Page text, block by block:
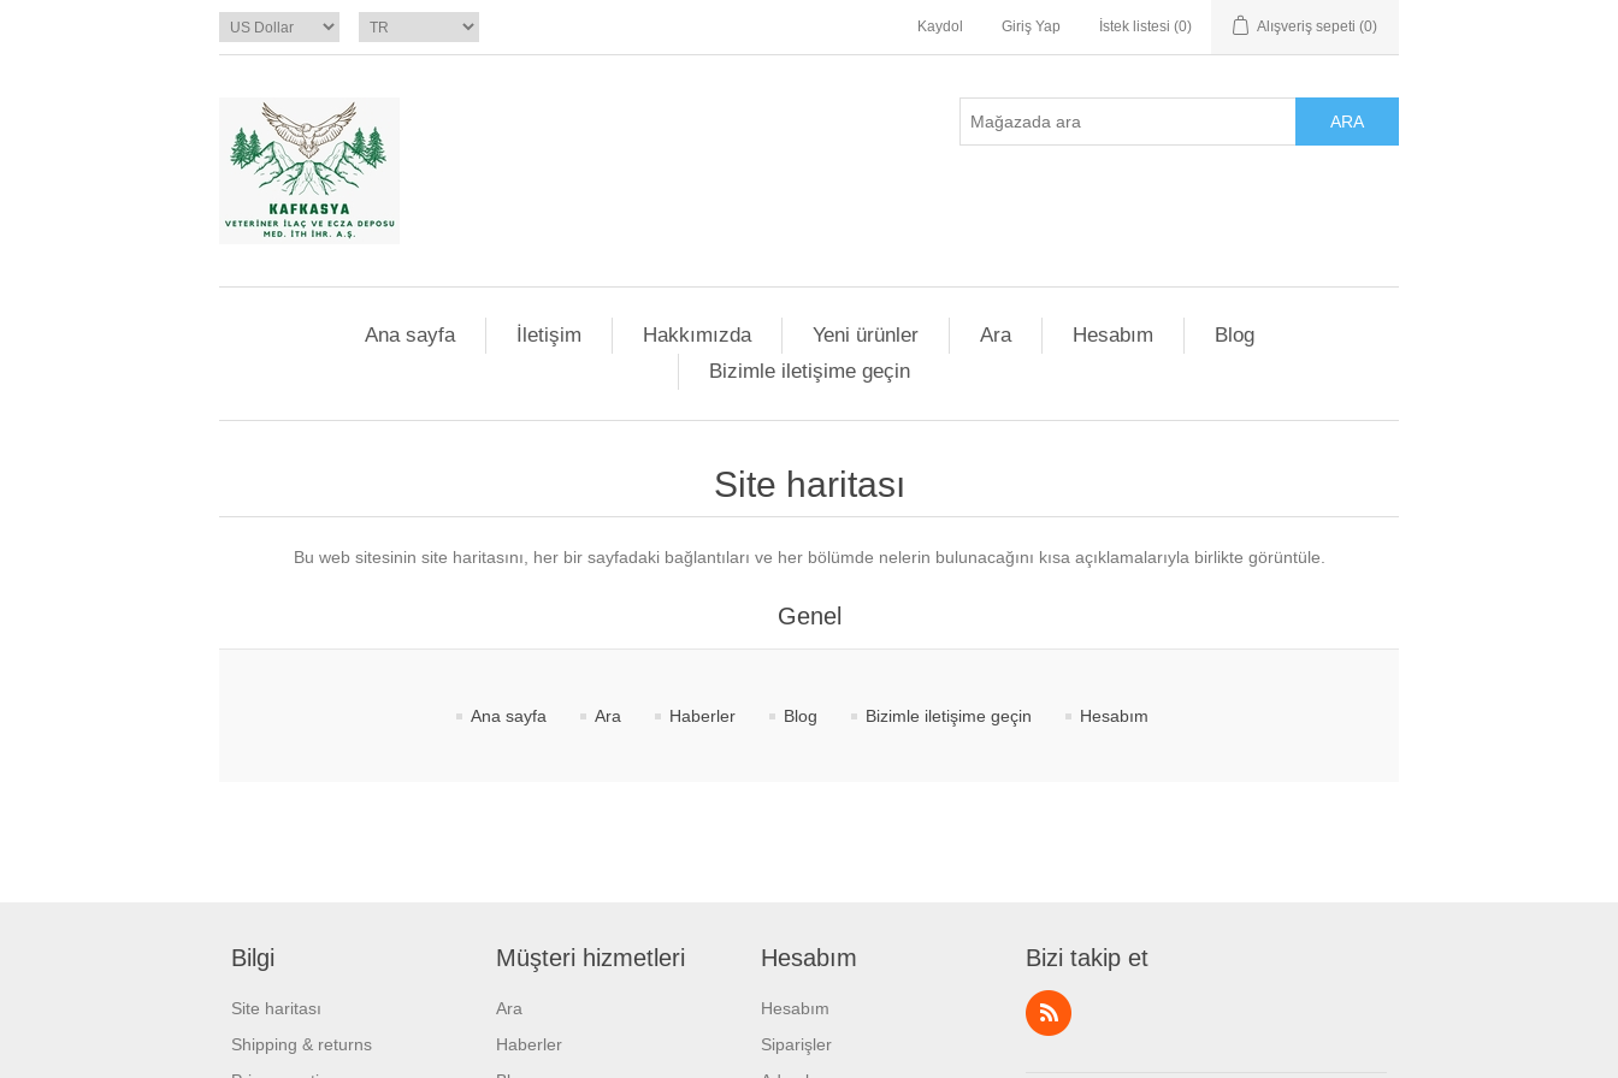
Kaydol Giriş Yap İstek listesi (0) Alışveriş sepeti (0)
ARA
Ana sayfa İletişim Hakkımızda Yeni ürünler Ara Hesabım
Blog
Bizimle iletişime geçin
Site haritası
Bu web sitesinin site haritasını, her bir sayfadaki bağlantıları ve her bölümde nelerin bulunacağını kısa açıklamalarıyla birlikte görüntüle.
Genel
Ana sayfa Ara Haberler Blog Bizimle iletişime geçin Hesabım
Bilgi
Site haritası
Shipping & returns
Müşteri hizmetleri
Ara
Haberler
Hesabım
Hesabım
Siparişler
Bizi takip et